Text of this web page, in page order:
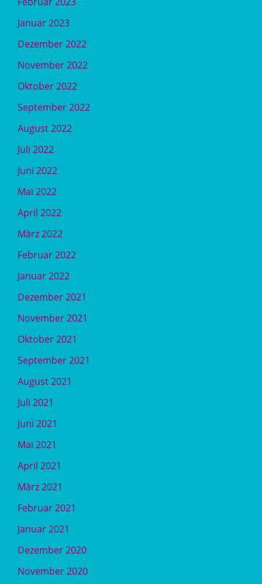
Januar 2023
Dezember 2022
November 2022
Oktober 2022
September 2022
August 2022
Juli 2022
Juni 2022
Mai 2022
April 2022
März 2022
Februar 2022
Januar 2022
Dezember 2021
November 2021
Oktober 2021
September 2021
August 2021
Juli 2021
Juni 2021
Mai 2021
April 2021
März 2021
Februar 2021
Januar 2021
Dezember 2020
November 2020